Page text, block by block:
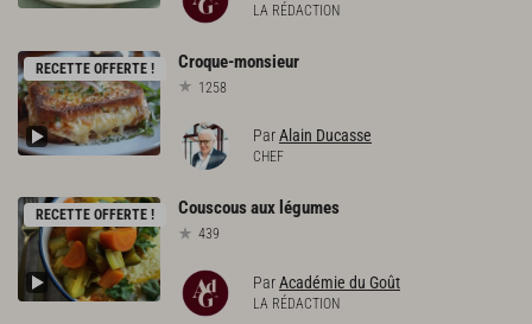
LA RÉDACTION
RECETTE OFFERTE ! Croque-monsieur
1258
ParAlain Ducasse
CHEF
RECETTE OFFERTE ! Couscousaux légumes
439
ParAcadémie du Goût
LA RÉDACTION